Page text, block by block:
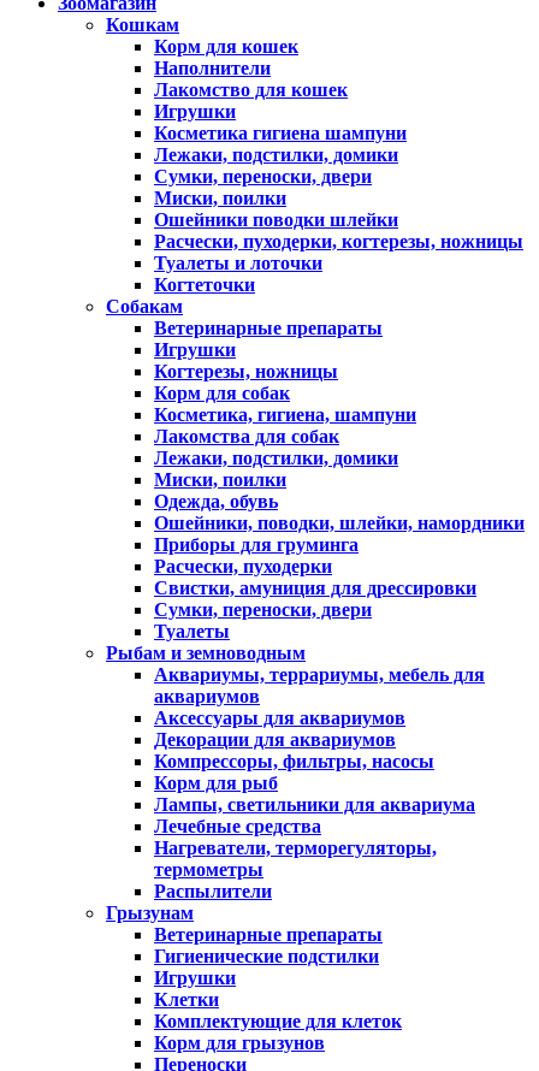
Кошкам
Корм для кошек
Наполнители
Лакомство для кошек
Игрушки
Косметика гигиена шампуни
Лежаки, подстилки, домики
Сумки, переноски, двери
Миски, поилки
Ошейники поводки шлейки
Расчески, пуходерки, когтерезы, ножницы
Туалеты и лоточки
Когтеточки
Собакам
Ветеринарные препараты
Игрушки
Когтерезы, ножницы
Корм для собак
Косметика, гигиена, шампуни
Лакомства для собак
Лежаки, подстилки, домики
Миски, поилки
Одежда, обувь
Ошейники, поводки, шлейки, намордники
Приборы для груминга
Расчески, пуходерки
Свистки, амуниция для дрессировки
Сумки, переноски, двери
Туалеты
Рыбам и земноводным
Аквариумы, террариумы, мебель для
аквариумов
Аксессуары для аквариумов
Декорации для аквариумов
Компрессоры, фильтры, насосы
Корм для рыб
Лампы, светильники для аквариума
Лечебные средства
Нагреватели, терморегуляторы,
термометры
Распылители
Грызунам
Ветеринарные препараты
Гигиенические подстилки
Игрушки
Клетки
Комплектующие для клеток
Корм для грызунов
Переноски